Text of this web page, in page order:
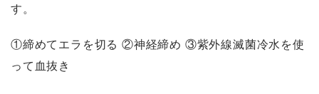
す。
①締めてエラを切る ②神経締め ③紫外線滅菌冷水を使
って血抜き